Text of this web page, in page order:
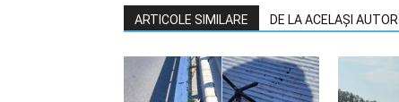
ARTICOLE SIMILARE DE LA ACELAȘI AUTOR